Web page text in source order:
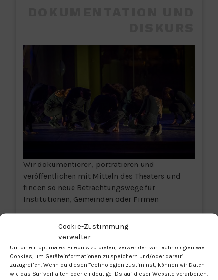
Cookie-Zustimmung
verwalten
Um dir ein optimales Erlebnis zu bieten, verwenden wir Technologien wie
Cookies, um Geräteinformationen zu speichern und/oder darauf
zuzugreifen. Wenn du diesen Technologien zustimmst, können wir Daten
wie das Surfverhalten oder eindeutige IDs auf dieser Website verarbeiten.
Wir dokumentieren, porträtieren und
veröffentlichen mit Mitteln des Theaters und
finden so neue Betrachtungswege für
Institutionen, Gemeinden oder Firmen
Weiterführende Links:
Blickwechsel